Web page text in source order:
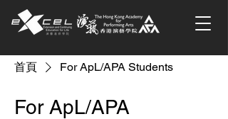
首頁 For ApL/APA Students
For ApL/APA